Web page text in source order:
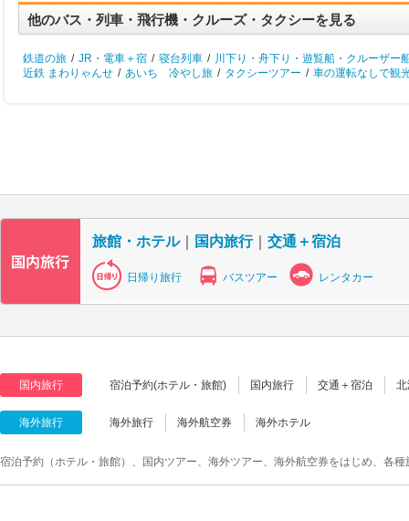
他のバス・列車・飛行機・クルーズ・タクシーを見る
鉄道の旅 / JR・電車＋宿 / 寝台列車 / 川下り・舟下り・遊覧船・クルーザー
近鉄 まわりゃんせ / あいち 冷やし旅 / タクシーツアー / 車の運転なしで観
旅館・ホテル｜ 国内旅行｜ 交通＋宿泊
日帰り旅行 バスツアー レンタカー
国内旅行 宿泊予約(ホテル・旅館) 国内旅行 交通＋宿泊
海外旅行 海外旅行 海外航空券 海外ホテル
宿泊予約（ホテル・旅館）、国内ツアー、海外ツアー、海外航空券をはじめ、各